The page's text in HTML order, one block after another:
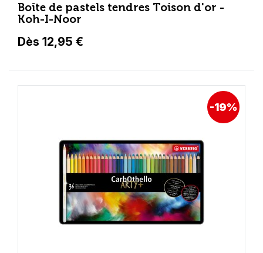
Boîte de pastels tendres Toison d'or -
Koh-I-Noor
Dès 12,95 €
-19%